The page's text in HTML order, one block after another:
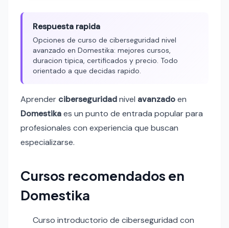
Respuesta rapida
Opciones de curso de ciberseguridad nivel
avanzado en Domestika: mejores cursos,
duracion tipica, certificados y precio. Todo
orientado a que decidas rapido.
Aprender ciberseguridadnivel avanzadoen
Domestikaes un punto de entrada popular para
profesionales con experiencia que buscan
especializarse.
Cursos recomendados en
Domestika
Curso introductorio de ciberseguridad con